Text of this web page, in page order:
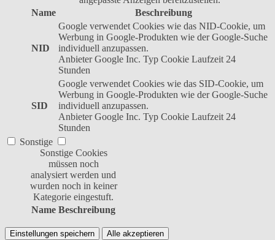
Name
Beschreibung
NID
Google verwendet Cookies wie das NID-Cookie, um
Werbung in Google-Produkten wie der Google-Suche
individuell anzupassen.
Anbieter Google Inc. Typ Cookie Laufzeit 24
Stunden
SID
Google verwendet Cookies wie das SID-Cookie, um
Werbung in Google-Produkten wie der Google-Suche
individuell anzupassen.
Anbieter Google Inc. Typ Cookie Laufzeit 24
Stunden
Sonstige
Sonstige Cookies
müssen noch
analysiert werden und
wurden noch in keiner
Kategorie eingestuft.
Name Beschreibung
Einstellungen speichern Alle akzeptieren